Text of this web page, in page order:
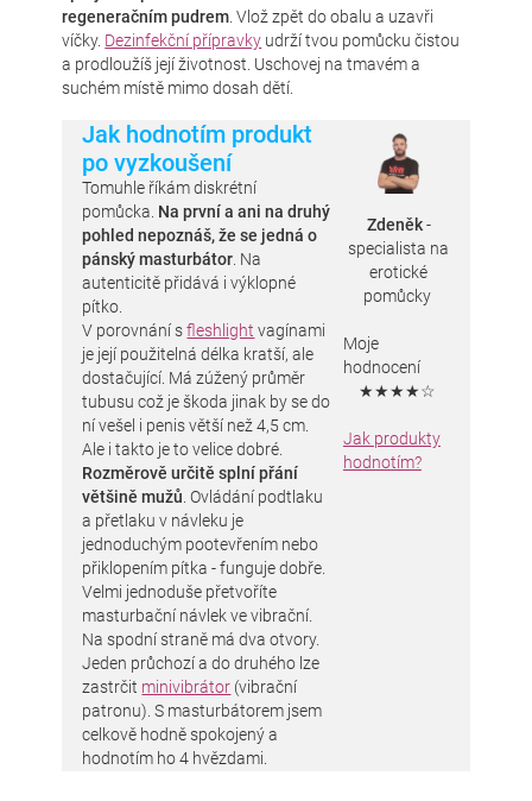
regeneračním pudrem. Vlož zpět do obalu a uzavři
víčky. Dezinfekční přípravky udrží tvou pomůcku čistou
a prodloužíš její životnost. Uschovej na tmavém a
suchém místě mimo dosah dětí.
Jak hodnotím produkt
po vyzkoušení
Tomuhle říkám diskrétní
pomůcka. Na první a ani na druhý
pohled nepoznáš, že se jedná o
pánský masturbátor. Na
autenticitě přidává i výklopné
pítko.
V porovnání sfleshlight vagínami
je její použitelná délka kratší, ale
dostačující. Má zúžený průměr
tubusu což je škoda jinak by se do
ní vešel i penis větší než 4,5 cm.
Ale i takto je to velice dobré.
Rozměrově určitě splní přání
většině mužů. Ovládání podtlaku
a přetlaku v návleku je
jednoduchým pootevřením nebo
přiklopením pítka - funguje dobře.
Velmi jednoduše přetvoříte
masturbační návlek ve vibrační.
Na spodní straně má dva otvory.
Jeden průchozí a do druhého lze
zastrčit minivibrátor (vibrační
patronu). S masturbátorem jsem
celkově hodně spokojený a
hodnotím ho 4 hvězdami.
Zdeněk-
specialista na
erotické
pomůcky
Moje
hodnocení
★★★★☆
Jak produkty
hodnotím?